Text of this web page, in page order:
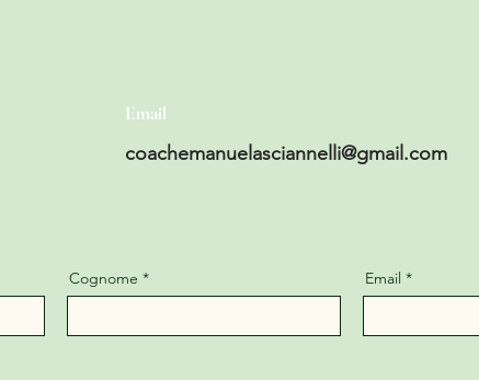
Email
coachemanuelasciannelli@gmail.com
Cognome Email